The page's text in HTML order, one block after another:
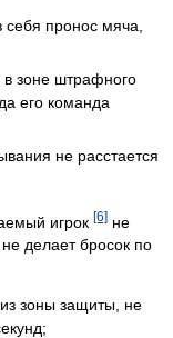
себя пронос мяча,
зоне штрафного
его команда
не расстается
игрок [6] не
делает бросок по
зоны защиты, не